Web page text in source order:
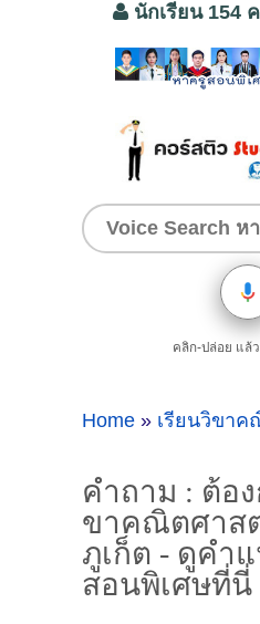
นักเรียน 154
คลิก-ปล่อย แล้
Home » เรียนวิขาค
คำถาม : ต้อง
ขาคณิตศาส
ภูเก็ต - ดูคำ
สอนพิเศษที่นี่